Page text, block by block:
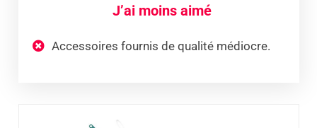
J’ai moins aimé
Accessoires fournis de qualité médiocre.